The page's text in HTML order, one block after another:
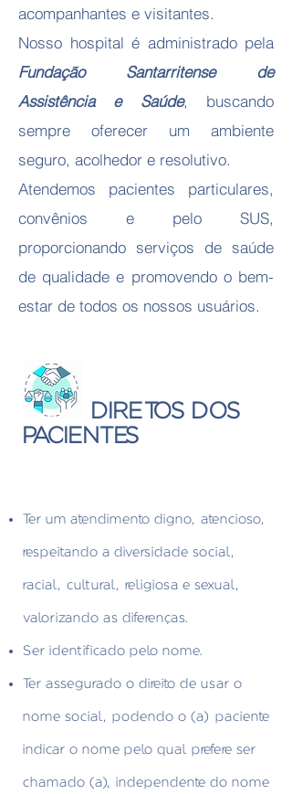
acompanhantes e visitantes.
Nosso hospital é administrado pela
Fundação Santarritense de
Assistência e Saúde, buscando
sempre oferecer um ambiente
seguro, acolhedor e resolutivo.
Atendemos pacientes particulares,
convênios e pelo SUS,
proporcionando serviços de saúde
de qualidade e promovendo o bem-
estar de todos os nossos usuários.
DIRETOS DOS
PACIENTES
Ter um atendimento digno, atencioso,
respeitando a diversidade social,
racial, cultural, religiosa e sexual,
valorizando as diferenças.
Ser identificado pelo nome.
Ter assegurado o direito de usar o
nome social, podendo o (a) paciente
indicar o nome pelo qual prefere ser
chamado (a), independente do nome